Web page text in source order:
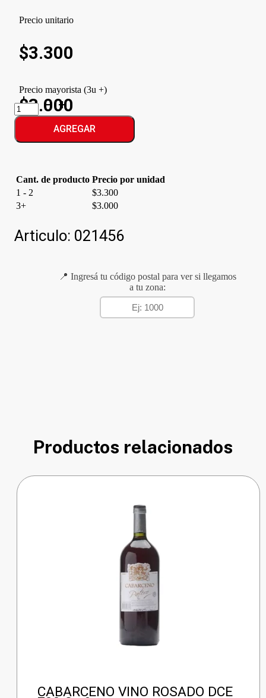
Precio unitario
$3.300
Precio mayorista (3u +)
$3.000
OVEJA
BLACK
VINO
MALBEC
cantidad
AGREGAR
Cant. de producto Precio por unidad
1 - 2
$3.300
3+
$3.000
Articulo: 021456
📍 Ingresá tu código postal para ver si llegamos
a tu zona:
Productos relacionados
CABARCENO VINO ROSADO DCE